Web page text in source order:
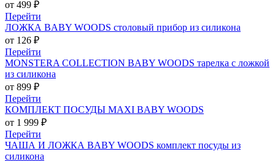
от 499 ₽
Перейти
ЛОЖКА BABY WOODS столовый прибор из силикона
от 126 ₽
Перейти
MONSTERA COLLECTION BABY WOODS тарелка с ложкой
из силикона
от 899 ₽
Перейти
КОМПЛЕКТ ПОСУДЫ MAXI BABY WOODS
от 1 999 ₽
Перейти
ЧАША И ЛОЖКА BABY WOODS комплект посуды из
силикона